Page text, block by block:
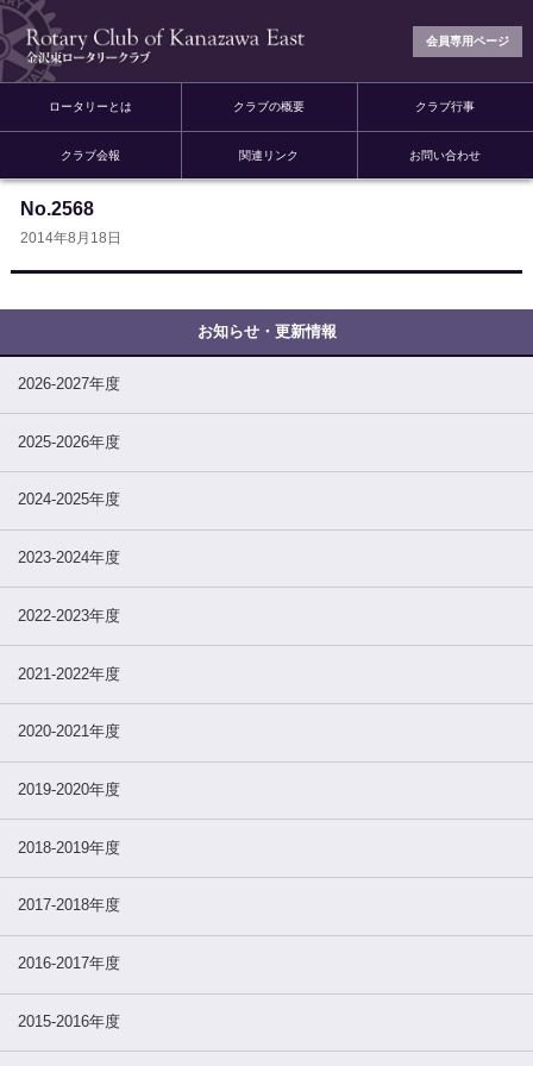
会員専用ページ
ロータリーとは クラブの概要 クラブ行事
クラブ会報 関連リンク お問い合わせ
No.2568
2014年8月18日
2026-2027年度
2025-2026年度
2024-2025年度
2023-2024年度
2022-2023年度
2021-2022年度
2020-2021年度
2019-2020年度
2018-2019年度
2017-2018年度
2016-2017年度
2015-2016年度